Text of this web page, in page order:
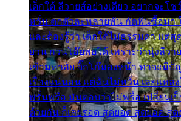
เด็กใต้ ลีวายส์อย่างเดียว อยากจะโ
หวั่น ตกตัวละหลายพัน กัดฟันซื้อมา
และต้องรู้ว่า เด็กใต้ไม่ธรรมดา แต่สุ
ยวน กวนโอ๊ยพอได้ เพราะว่านุ่งลีวา
เข้ามหาลัย จิ๊กโก๊มองหน้า ท่าจะมีปั
เรื่องแน่นอน แต่ฉันไม่หวั่น เลยแหล
พรั่นพรือ มันตอบว่าไม่พรื่อ เปลี่ยนเป็
ด้วยกัน ก็เลยรอด สุดยอด สุดยอด สุ